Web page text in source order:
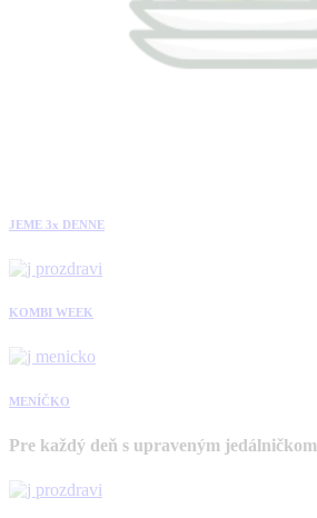
JEME 3x DENNE
KOMBI WEEK
MENÍČKO
Pre každý deň s upraveným jedálničkom